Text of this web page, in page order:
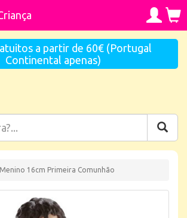
a partir de 60€ (Portugal
Continental apenas)
16cm Primeira Comunhão